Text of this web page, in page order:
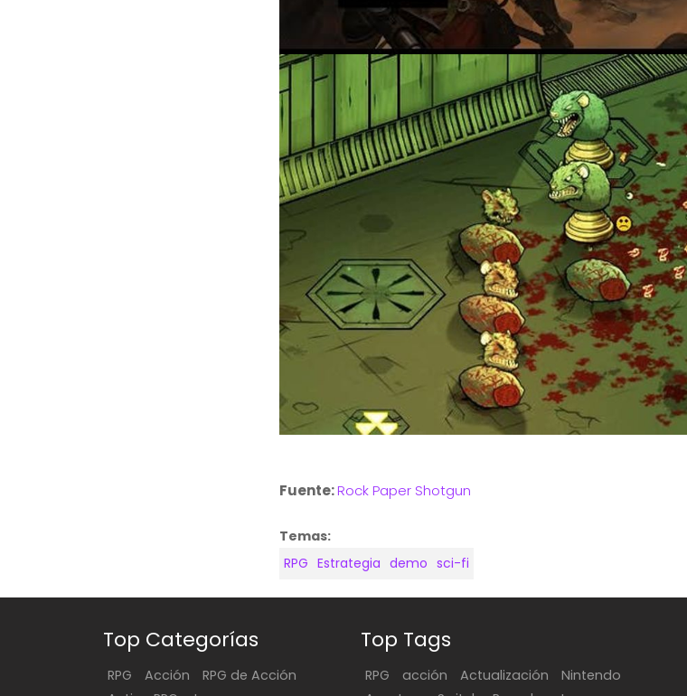
Fuente:Rock Paper Shotgun
Temas:
RPG Estrategia demo sci-fi
Top Categorías
RPG Acción
RPG de Acción
Top Tags
RPG acción Actualización
Nintendo